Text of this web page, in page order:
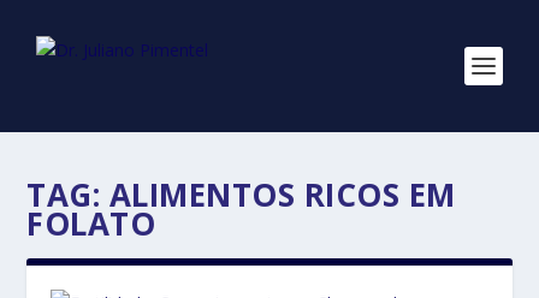
TAG: ALIMENTOS RICOS EM
FOLATO